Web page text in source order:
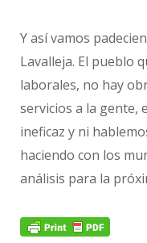
Y así vamos
Lavalleja. El pueblo
laborales, no hay
servicios a la gente,
ineficaz y ni
haciendo con los
análisis para la